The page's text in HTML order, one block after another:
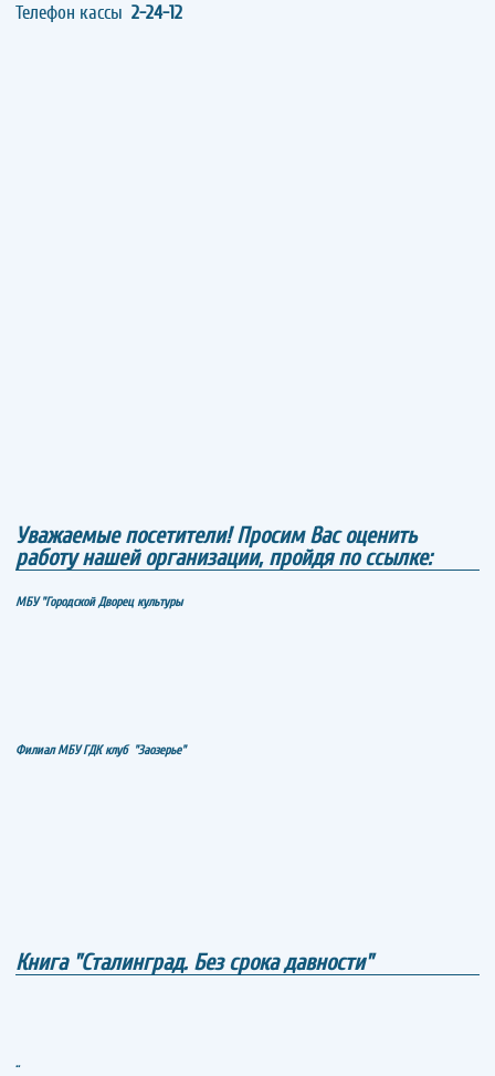
Телефон кассы 2-24-12
Уважаемые посетители! Просим Вас оценить
работу нашей организации, пройдя по ссылке:
МБУ "Городской Дворец культуры
Филиал МБУ ГДК клуб "Заозерье"
Книга "Сталинград. Без срока давности"
..